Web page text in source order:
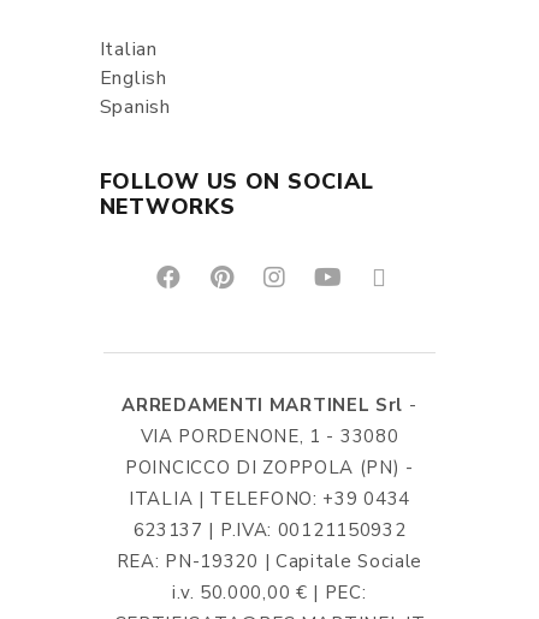
Italian
English
Spanish
FOLLOW US ON SOCIAL
NETWORKS
ARREDAMENTI MARTINEL Srl -
VIA PORDENONE, 1 - 33080
POINCICCO DI ZOPPOLA (PN) -
ITALIA | TELEFONO: +39 0434
623137 | P.IVA: 00121150932
REA: PN-19320 | Capitale Sociale
i.v. 50.000,00 € | PEC: